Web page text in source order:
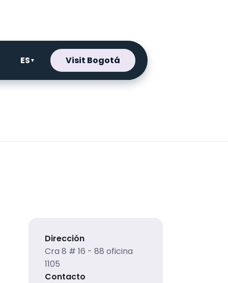
ES ▼ Visit Bogotá
Dirección
Cra 8 # 16 - 88 oficina
1105
Contacto